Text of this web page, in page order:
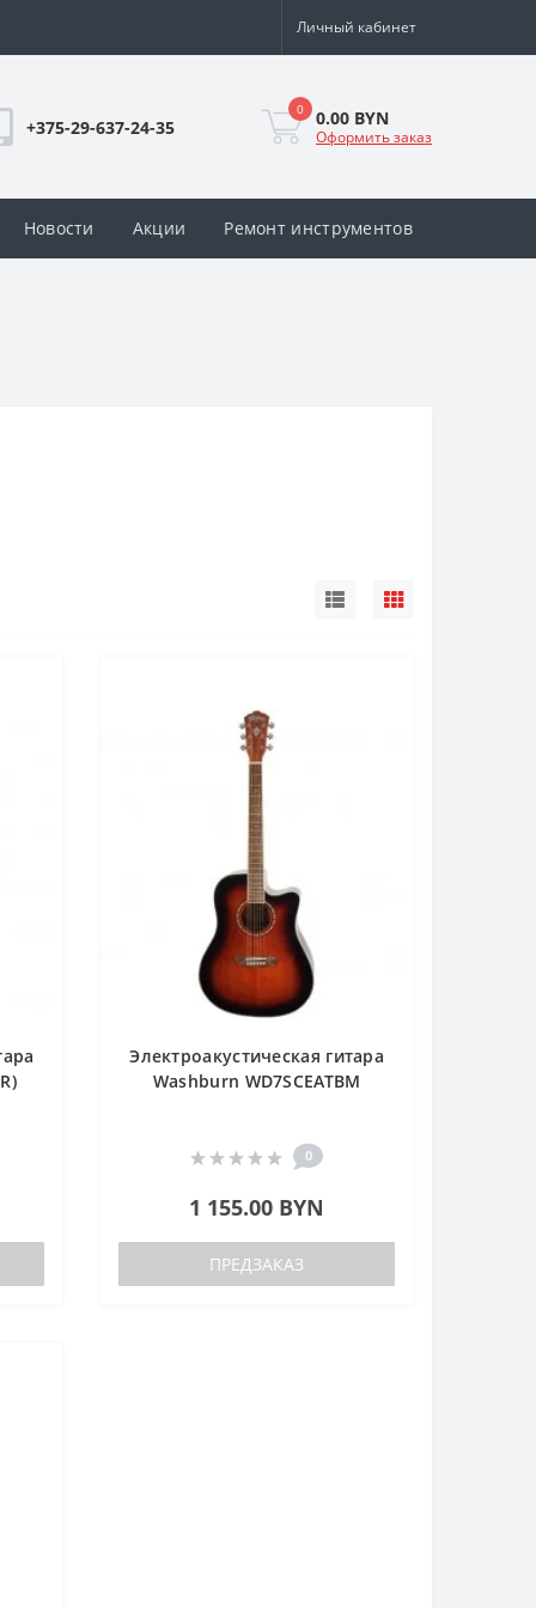
Личный кабинет
+375-29-637-24-35
0 0.00 BYN
Оформить заказ
Новости Акции Ремонт инструментов
Электроакустическая гитара
Washburn WD7SCEATBM
0
1 155.00 BYN
ПРЕДЗАКАЗ